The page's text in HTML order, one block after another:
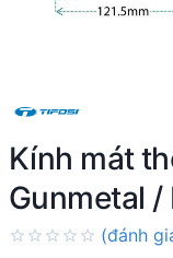
Kính mát
Gunmetal /
(đánh